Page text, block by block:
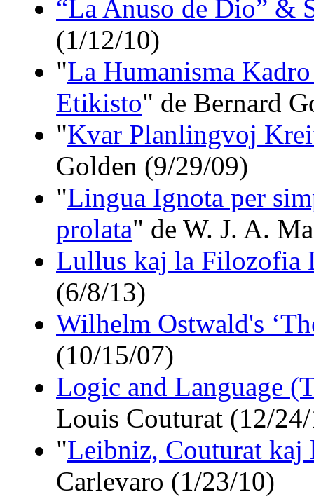
“La Anuso de Dio” &
(1/12/10)
"La Humanisma
Etikisto" de Bernard
"Kvar Planlingvoj
Golden (9/29/09)
"Lingua Ignota per
prolata" de W. J. A.
Lullus kaj la Filozofia
(6/8/13)
Wilhelm Ostwald's
(10/15/07)
Logic and Language
Louis Couturat (12/
"Leibniz, Couturat kaj
Carlevaro (1/23/10)